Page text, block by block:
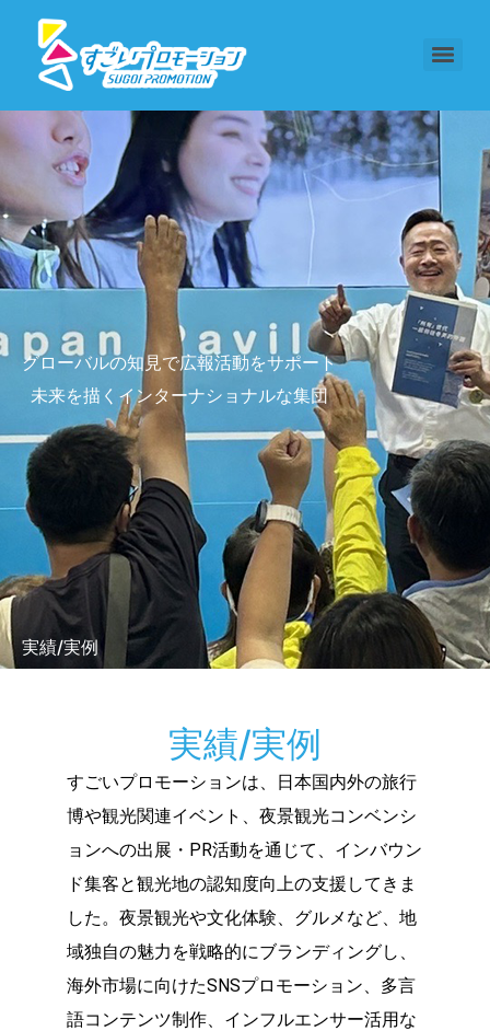
グローバルの知見で広報活動をサポート
未来を描くインターナショナルな集団
実績/実例
実績/実例
すごいプロモーションは、日本国内外の旅行
博や観光関連イベント、夜景観光コンベンシ
ョンへの出展・PR活動を通じて、インバウン
ド集客と観光地の認知度向上の支援してきま
した。夜景観光や文化体験、グルメなど、地
域独自の魅力を戦略的にブランディングし、
海外市場に向けたSNSプロモーション、多言
語コンテンツ制作、インフルエンサー活用な